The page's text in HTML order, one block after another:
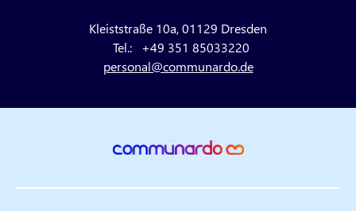
Kleiststraße 10a, 01129 Dresden
Tel.:
+49 351 85033220
personal@communardo.de